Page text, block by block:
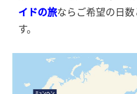
イドの旅ならご希望の日
す。